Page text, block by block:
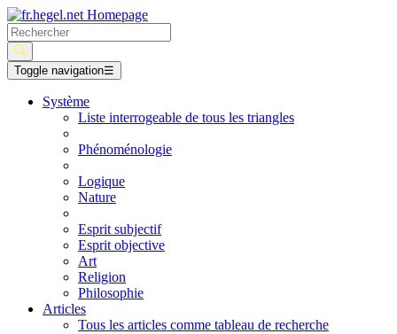
Toggle navigation☰
Système
Liste interrogeable de tous les triangles
Phénoménologie
Logique
Nature
Esprit subjectif
Esprit objective
Art
Religion
Philosophie
Articles
Tous les articles comme tableau de recherche